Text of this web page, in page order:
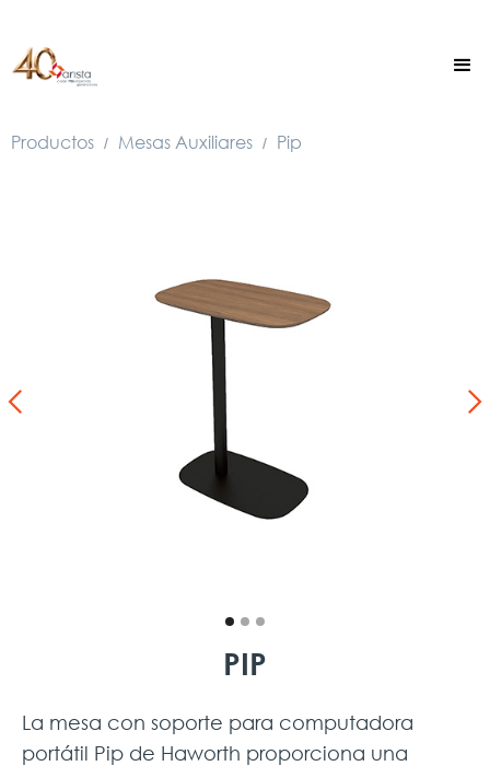
Productos / Mesas Auxiliares / Pip
PIP
La mesa con soporte para computadora
portátil Pip de Haworth proporciona una